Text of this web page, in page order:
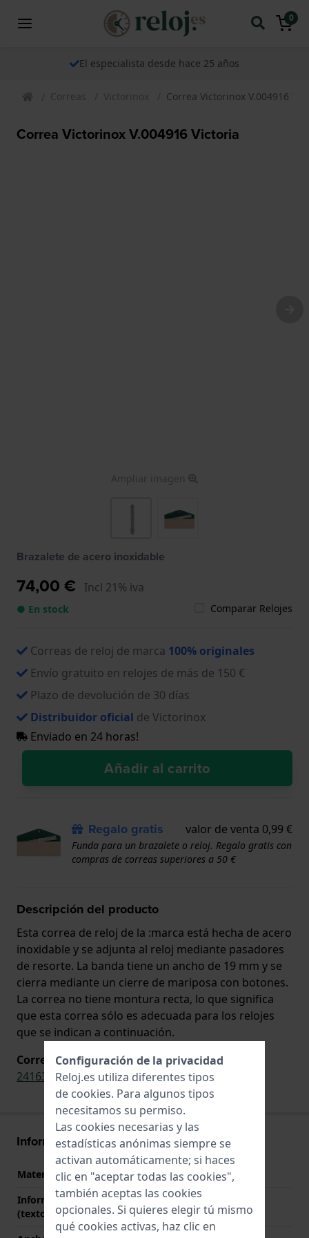
0
El especialista desde hace 25 años
Correas Victorinox Correa Victorinox V.004916
Correa Victorinox V.004916 Victoria
Ampliar imagen
Brazalete de acero inoxidable
74,00 € Incl 21% iva
● En stock Comparar Relojes
Correas de reloj de marca 100% originales
Envío gratuito en relojes de más de 150 €
Plazo de devolución de 30 días
Distribuidor oficial de Victorinox
Enviado en 24 horas!
Añadir al carrito
Regalo gratis valor de venta 0,99 €
Funda para un brazalete o reloj. Regalo gratis con
compras de correas superiores a 50 €
Descripción del producto
Esta correa de reloj de la :marca está hecha de acero
inoxidable y se adjunta al reloj mediante pasadores
de resorte. La banda tiene un ancho de 19 mm y se
cierra mediante un cierre de mariposa con botones.
La correa no tiene montura recta, lo que significa
que esta correa sólo es adecuada para los relojes
que se indican a continuación.
Correa original para
241630,241633
Información Correa
Material correa
Acero inoxidable
Información adicional
(texto libre)
Stainless Steel Bracelet
Configuración de la privacidad
Reloj.es utiliza diferentes tipos
de cookies. Para algunos tipos
necesitamos su permiso.
Las cookies necesarias y las
estadísticas anónimas siempre se
activan automáticamente; si haces
clic en "aceptar todas las cookies",
también aceptas las cookies
opcionales. Si quieres elegir tú mismo
qué cookies activas, haz clic en